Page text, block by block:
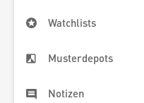
Watchlists
Musterdepots
Notizen